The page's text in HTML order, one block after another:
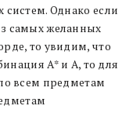
систем. Однако если
самых желанных
то увидим, что
А* и А, то для
всем предметам